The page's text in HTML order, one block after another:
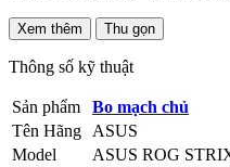
Xem thêm Thu gọn
Thông số kỹ thuật
Sản phẩm
Bo mạch chủ
Tên Hãng
ASUS
Model
ASUS ROG